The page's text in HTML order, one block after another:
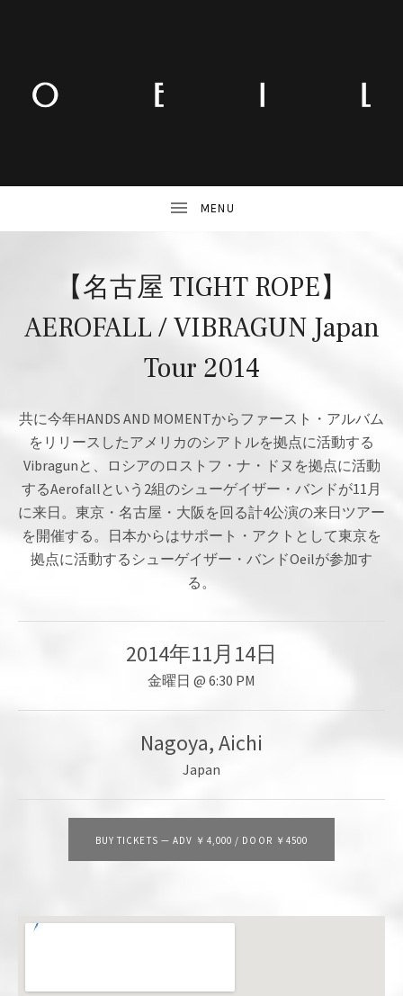
【名古屋 TIGHT ROPE】
AEROFALL / VIBRAGUN Japan
Tour 2014
共に今年HANDS AND MOMENTからファースト・アルバム
をリリースしたアメリカのシアトルを拠点に活動する
Vibragunと、ロシアのロストフ・ナ・ドヌを拠点に活動
するAerofallという2組のシューゲイザー・バンドが11月
に来日。東京・名古屋・大阪を回る計4公演の来日ツアー
を開催する。日本からはサポート・アクトとして東京を
拠点に活動するシューゲイザー・バンドOeilが参加す
る。
2014年11月14日
金曜日 @ 6:30 PM
Nagoya,Aichi
Japan
BUY TICKETS — ADV ￥4,000 / DOOR ￥4500